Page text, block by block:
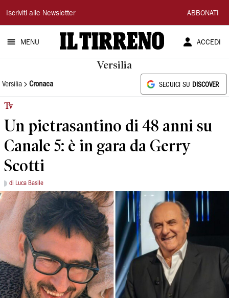
Il
Tirreno
Iscriviti alle Newsletter ABBONATI
MENU ACCEDI
Versilia
Versilia Cronaca SEGUICI SU DISCOVER
Tv
Un pietrasantino di 48 anni su
Canale 5: è in gara da Gerry
Scotti
di Luca Basile